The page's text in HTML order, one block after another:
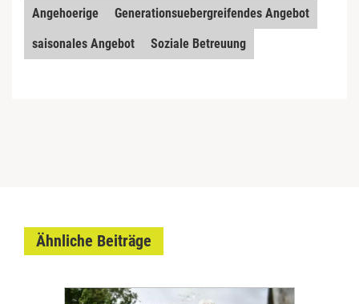
Angehoerige
Generationsuebergreifendes Angebot
saisonales Angebot
Soziale Betreuung
Ähnliche Beiträge